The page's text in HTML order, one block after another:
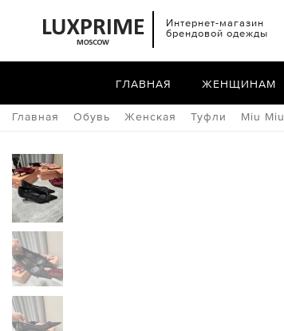
Интернет-магазин
брендовой одежды
ГЛАВНАЯ ЖЕНЩИНАМ
Главная Обувь Женская Туфли Miu Miu